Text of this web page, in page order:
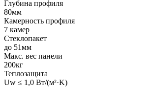
Глубина профиля
80мм
Камерность профиля
7 камер
Стеклопакет
до 51мм
Макс. вес панели
200кг
Теплозащита
Uw ≤ 1,0 Вт/(м²·K)